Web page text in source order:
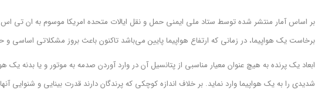
بر اساس آمار منتشر شده توسط ستاد ملی ایمنی حمل و نقل ایالات متحده امریکا موسوم به ان تی
برخاست یک هواپیما، در زمانی که ارتفاع هواپیما پایین می‌باشد تاکنون باعث بروز مشکلاتی
ابعاد یک پرنده به هیچ عنوان معیار مناسبی از پتانسیل آن در وارد آوردن صدمه به موتور و یا بدنه یک
شدیدی را به یک هواپیما وارد نماید. بر خلاف اندازه کوچکی که پرندگان دارند قدرت بینایی و شنوایی